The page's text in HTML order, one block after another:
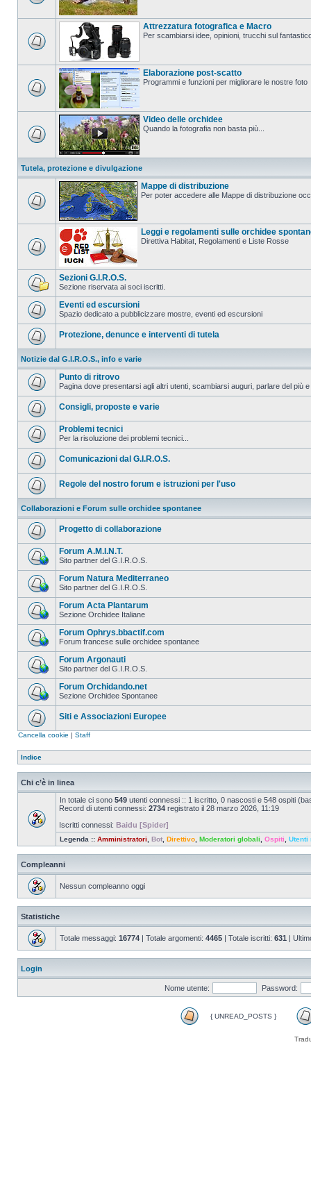
Attrezzatura fotografica e Macro
Per scambiarsi idee, opinioni, trucchi sul
Elaborazione post-scatto
Programmi e funzioni per migliorare le nostre foto
Video delle orchidee
Quando la fotografia non basta più...
Tutela, protezione e divulgazione
Mappe di distribuzione
Per poter accedere alle Mappe di distribuzione
Leggi e regolamenti sulle orchidee
Direttiva Habitat, Regolamenti e Liste Rosse
Sezioni G.I.R.O.S.
Sezione riservata ai soci iscritti.
Eventi ed escursioni
Spazio dedicato a pubblicizzare mostre, eventi ed escursioni
Protezione, denunce e interventi di tutela
Notizie dal G.I.R.O.S., info e varie
Punto di ritrovo
Pagina dove presentarsi agli altri utenti, scambiarsi auguri, parlare del più
Consigli, proposte e varie
Problemi tecnici
Per la risoluzione dei problemi tecnici...
Comunicazioni dal G.I.R.O.S.
Regole del nostro forum e istruzioni per l'uso
Collaborazioni e Forum sulle orchidee spontanee
Progetto di collaborazione
Forum A.M.I.N.T.
Sito partner del G.I.R.O.S.
Forum Natura Mediterraneo
Sito partner del G.I.R.O.S.
Forum Acta Plantarum
Sezione Orchidee Italiane
Forum Ophrys.bbactif.com
Forum francese sulle orchidee spontanee
Forum Argonauti
Sito partner del G.I.R.O.S.
Forum Orchidando.net
Sezione Orchidee Spontanee
Siti e Associazioni Europee
Cancella cookie | Staff
Indice
Chi c’è in linea
In totale ci sono 549 utenti connessi :: 1 iscritto, 0 nascosti e 548 ospiti
Record di utenti connessi: 2734 registrato il 28 marzo 2026, 11:19
Iscritti connessi: Baidu [Spider]
Legenda :: Amministratori Bot Direttivo Moderatori globali Ospiti Utenti
Compleanni
Nessun compleanno oggi
Statistiche
Totale messaggi: 16774 | Totale argomenti: 4465 | Totale iscritti: 631 |
Login
Nome utente: Password:
{ UNREAD_POSTS }